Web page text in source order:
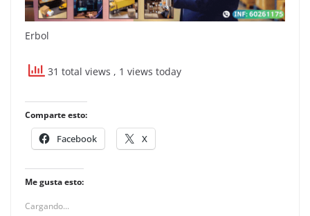
Erbol
31 total views , 1 views today
Comparte esto:
Facebook X
Me gusta esto:
Cargando...